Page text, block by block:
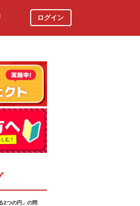
ログイン
2つの円」の問